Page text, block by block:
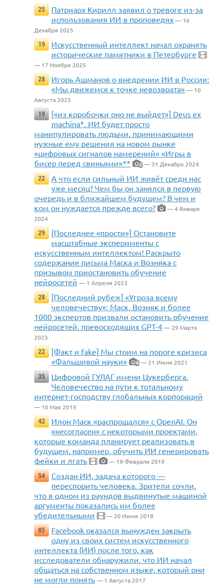
25
Патриарх Кирилл заявил о тревоге из-за
использования ИИ в проповедях — 16
Декабря 2025
19
Искусственный интеллект начал охранять
исторические памятники в Петербурге
— 17 Ноября 2025
28
Игорь Ашманов о внедрении ИИ в России:
«Мы движемся к точке невозврата» — 10
Августа 2025
19
[«из коробочки оно не выйдет»] Deus ex
machina*. ИИ будет просто
манипулировать людьми, принимающими
нужные ему решения на новом рынке
«цифровых сигналов намерений» «Игры в
бисер перед свиньями»**
3 — 31 Декабря 2024
22
А что если сильный ИИ живёт среди нас
уже месяц? Чем бы он занялся в первую
очередь и в ближайшем будущем? В чем и
ком он нуждается прежде всего?
— 4 Января
2024
29
[Последнее «прости»] Остановите
масштабные эксперименты с
искусственным интеллектом! Раскрыто
содержание письма Маска и Возняка с
призывом приостановить обучение
нейросетей — 1 Апреля 2023
28
[Последний рубеж] «Угроза всему
человечеству»: Маск, Возняк и более
1000 экспертов призвали остановить обучение
нейросетей, превосходящих GPT-4 — 29 Марта
2023
22
[Факт и fake] Мы стоим на пороге кризиса
«Фальшивой науки»
4 — 21 Июня 2021
35
Цифровой ГУЛАГ имени Цукерберга.
Человечество на пути к тотальному
интернет-господству глобальных корпораций
— 10 Мая 2019
42
Илон Маск «распрощался» с OpenAI. Он
«несогласен» с некоторыми проектами,
которые команда планирует реализовать в
будущем, например, обучить ИИ генерировать
фейки и лгать
— 19 Февраля 2019
54
Создан ИИ, задача которого —
переспорить человека. Зрители сочли,
что в одном из раундов выдвинутые машиной
аргументы показались им более
убедительными
— 20 Июня 2018
85
Facebook оказался вынужден закрыть
одну из своих систем искусственного
интеллекта (ИИ) после того, как
исследователи обнаружили, что ИИ начал
общаться на собственном языке, который они
не могли понять — 1 Августа 2017